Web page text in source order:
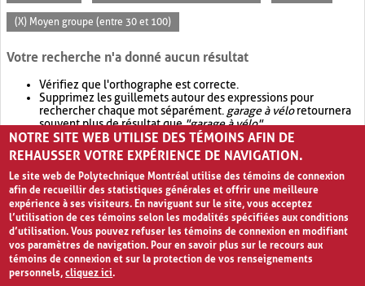
(X) Moyen groupe (entre 30 et 100)
Votre recherche n'a donné aucun résultat
Vérifiez que l'orthographe est correcte.
Supprimez les guillemets autour des expressions pour
rechercher chaque mot séparément. garage à véloretournera
souvent plus de résultat que"garage à vélo".
Envisagez d'élargir votre recherche avec OR.garage OR vélo
retournera souvent plus de résultat quegarage à vélo
NOTRE SITE WEB UTILISE DES TÉMOINS AFIN DE
REHAUSSER VOTRE EXPÉRIENCE DE NAVIGATION.
Le site web de Polytechnique Montréal utilise des témoins de connexion
afin de recueillir des statistiques générales et offrir une meilleure
expérience à ses visiteurs. En naviguant sur le site, vous acceptez
l’utilisation de ces témoins selon les modalités spécifiées aux conditions
d’utilisation. Vous pouvez refuser les témoins de connexion en modifiant
vos paramètres de navigation. Pour en savoir plus sur le recours aux
témoins de connexion et sur la protection de vos renseignements
personnels,cliquez ici.